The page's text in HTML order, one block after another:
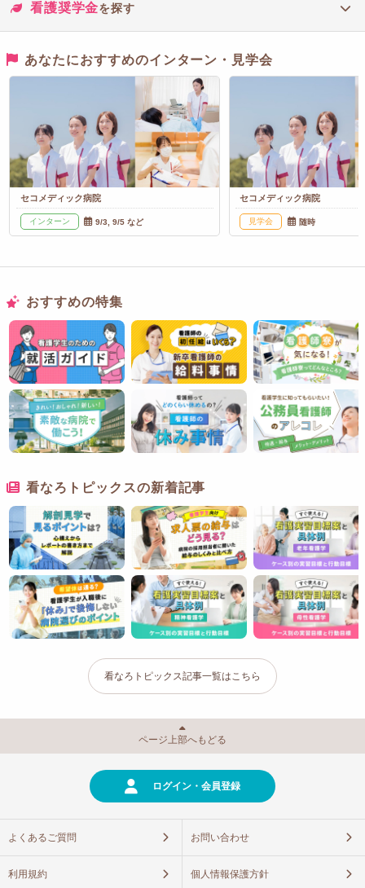
看護奨学金を探す
あなたにおすすめのインターン・見学会
セコメディック病院
インターン 9/3, 9/5 など
セコメディック病院
見学会 随時
おすすめの特集
看なろトピックスの新着記事
看なろトピックス記事一覧はこちら
ページ上部へもどる
ログイン・会員登録
よくあるご質問 お問い合わせ
利用規約 個人情報保護方針